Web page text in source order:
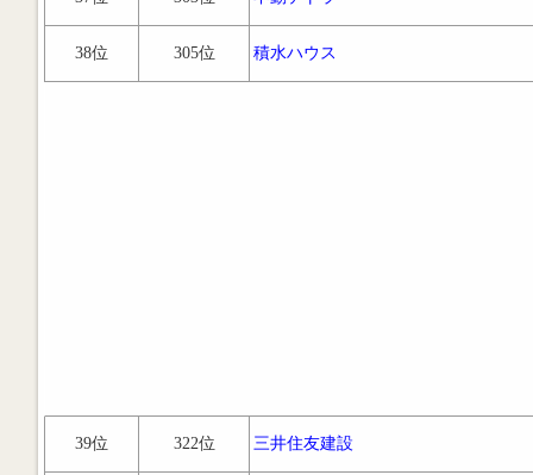
38位 305位 積水ハウス
39位 322位 三井住友建設